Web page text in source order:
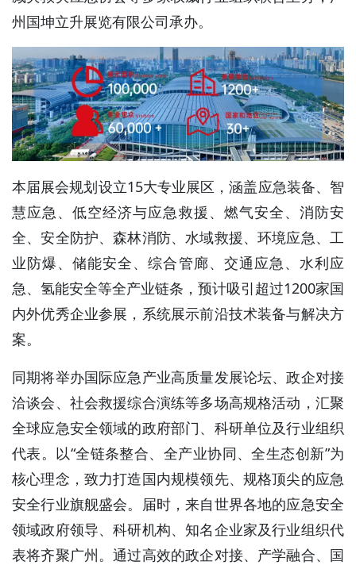
州国坤立升展览有限公司承办。
本届展会规划设立15大专业展区，涵盖应急装备、智
慧应急、低空经济与应急救援、燃气安全、消防安
全、安全防护、森林消防、水域救援、环境应急、工
业防爆、储能安全、综合管廊、交通应急、水利应
急、氢能安全等全产业链条，预计吸引超过1200家国
内外优秀企业参展，系统展示前沿技术装备与解决方
案。
同期将举办国际应急产业高质量发展论坛、政企对接
洽谈会、社会救援综合演练等多场高规格活动，汇聚
全球应急安全领域的政府部门、科研单位及行业组织
代表。以“全链条整合、全产业协同、全生态创新”为
核心理念，致力打造国内规模领先、规格顶尖的应急
安全行业旗舰盛会。届时，来自世界各地的应急安全
领域政府领导、科研机构、知名企业家及行业组织代
表将齐聚广州。通过高效的政企对接、产学融合、国